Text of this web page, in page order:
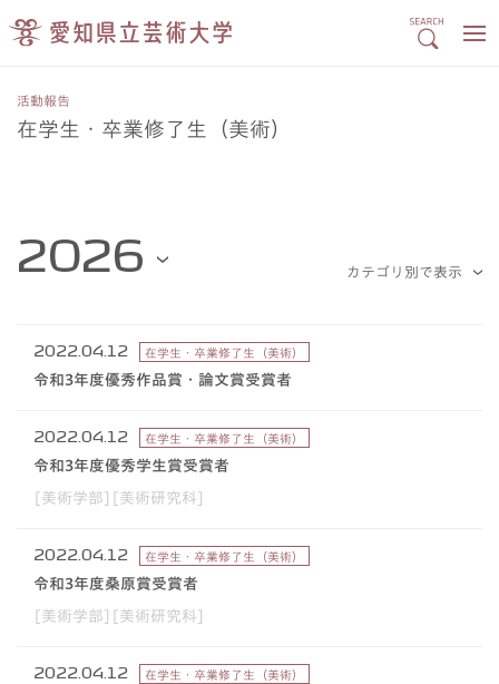
活動報告
在学生・卒業修了生（美術）
2022.04.12 在学生・卒業修了生（美術）
令和3年度優秀作品賞・論文賞受賞者
2022.04.12 在学生・卒業修了生（美術）
令和3年度優秀学生賞受賞者
[美術学部][美術研究科]
2022.04.12 在学生・卒業修了生（美術）
令和3年度桑原賞受賞者
[美術学部][美術研究科]
2022.04.12 在学生・卒業修了生（美術）